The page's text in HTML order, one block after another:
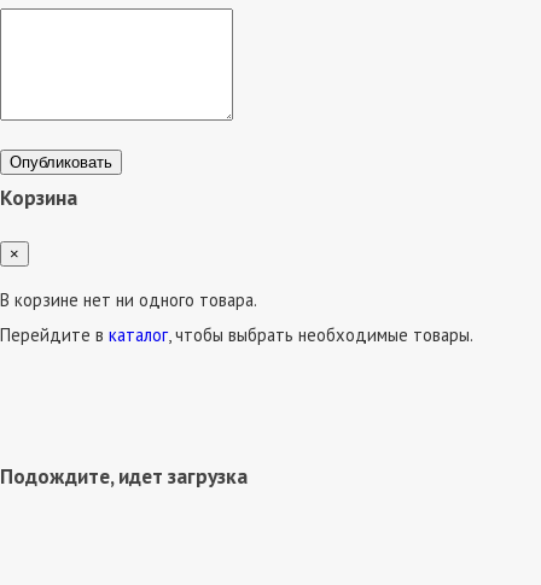
Опубликовать
Корзина
×
В корзине нет ни одного товара.
Перейдите в каталог, чтобы выбрать необходимые товары.
Подождите, идет загрузка